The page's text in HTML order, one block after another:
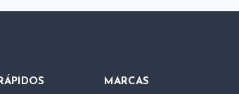
MARCAS